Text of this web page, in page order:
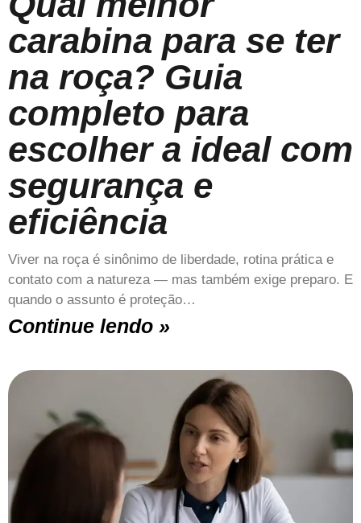
carabina para se ter
na roça? Guia
completo para
escolher a ideal com
segurança e
eficiência
Viver na roça é sinônimo de liberdade, rotina prática e
contato com a natureza — mas também exige preparo. E
quando o assunto é proteção…
Continue lendo »